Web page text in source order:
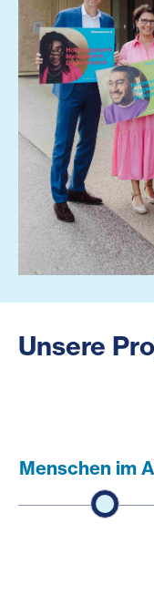
Unsere
Menschen im